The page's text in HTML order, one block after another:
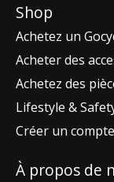
Shop
Achetez un
Acheter des
Achetez des
Lifestyle &
Créer un compte
À propos de